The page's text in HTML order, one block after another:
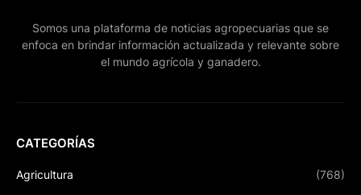
Somos una plataforma de noticias agropecuarias que se
enfoca en brindar información actualizada y relevante sobre
el mundo agrícola y ganadero.
CATEGORÍAS
Agricultura (768)